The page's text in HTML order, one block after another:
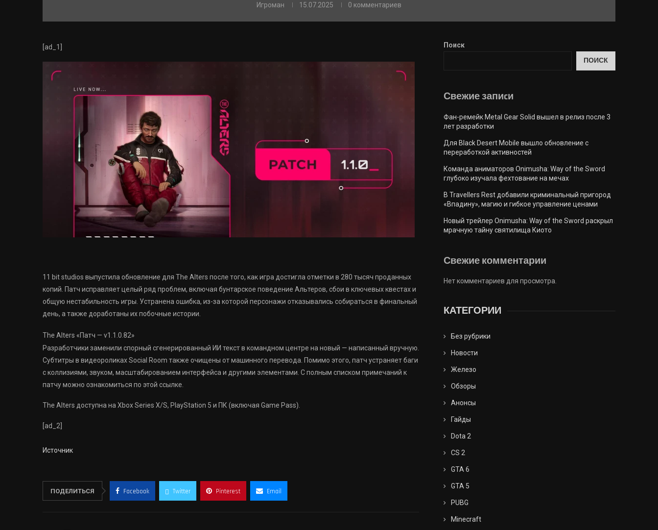
Игроман 15.07.2025 0 комментариев
[ad_1]
11 bit studios выпустила обновление для The Alters после того, как игра достигла отметки в 280 тысяч проданных
копий. Патч исправляет целый ряд проблем, включая бунтарское поведение Альтеров, сбои в ключевых квестах и
общую нестабильность игры. Устранена ошибка, из-за которой персонажи отказывались собираться в финальный
день, а также доработаны их побочные истории.
The Alters «Патч — v1.1.0.82»
Разработчики заменили спорный сгенерированный ИИ текст в командном центре на новый — написанный вручную.
Субтитры в видеороликах Social Room также очищены от машинного перевода. Помимо этого, патч устраняет баги
с коллизиями, звуком, масштабированием интерфейса и другими элементами. С полным списком примечаний к
патчу можно ознакомиться по этой ссылке.
The Alters доступна на Xbox Series X/S, PlayStation 5 и ПК (включая Game Pass).
[ad_2]
Источник
ПОДЕЛИТЬСЯ Facebook Twitter Pinterest Email
Поиск
ПОИСК
Свежие запиcи
Фан-ремейк Metal Gear Solid вышел в релиз после 3
лет разработки
Для Black Desert Mobile вышло обновление с
переработкой активностей
Команда аниматоров Onimusha: Way of the Sword
глубоко изучала фехтование на мечах
В Travellers Rest добавили криминальный пригород
«Впадину», магию и гибкое управление ценами
Новый трейлер Onimusha: Way of the Sword раскрыл
мрачную тайну святилища Киото
Свежие комментарии
Нет комментариев для просмотра.
КАТЕГОРИИ
Без рубрики
Новости
Железо
Обзоры
Анонсы
Гайды
Dota 2
CS 2
GTA 6
GTA 5
PUBG
Minecraft